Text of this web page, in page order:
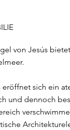
von Jesús
eröffnet sich ein
und dennoch